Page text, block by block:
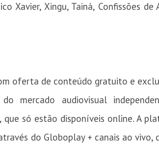
Xavier, Xingu, Tainá, Confissões
oferta de conteúdo gratuito e
mercado audiovisual
só estão disponíveis online. A
do Globoplay + canais ao vivo,